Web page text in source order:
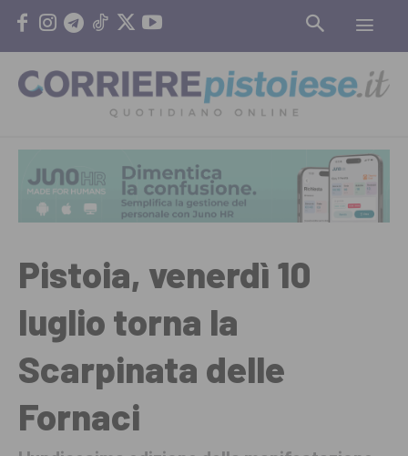
Pistoia, venerdì 10
luglio torna la
Scarpinata delle
Fornaci